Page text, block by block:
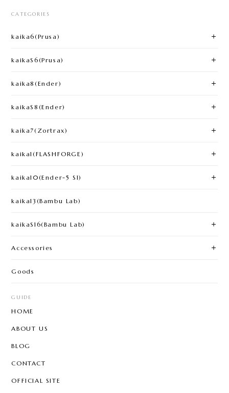
CATEGORIES
kaika6(Prusa)​
kaikaS6(Prusa)
kaika8(Ender)​
kaikaS8(Ender)
kaika7(Zortrax)
kaika1(FLASHFORGE)​
kaika10(Ender-5 S1)
kaika13(Bambu Lab)
kaikaS16(Bambu Lab)
Accessories
Goods
GUIDE
HOME
ABOUT US
BLOG
CONTACT
OFFICIAL SITE